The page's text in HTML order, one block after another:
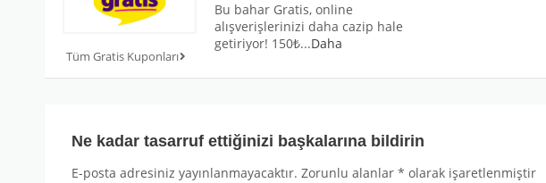
Tüm Gratis Kuponları
Bu bahar Gratis, online
alışverişlerinizi daha cazip hale
getiriyor! 150₺...Daha
Ne kadar tasarruf ettiğinizi başkalarına bildirin
E-posta adresiniz yayınlanmayacaktır. Zorunlu alanlar * olarak işaretlenmiştir